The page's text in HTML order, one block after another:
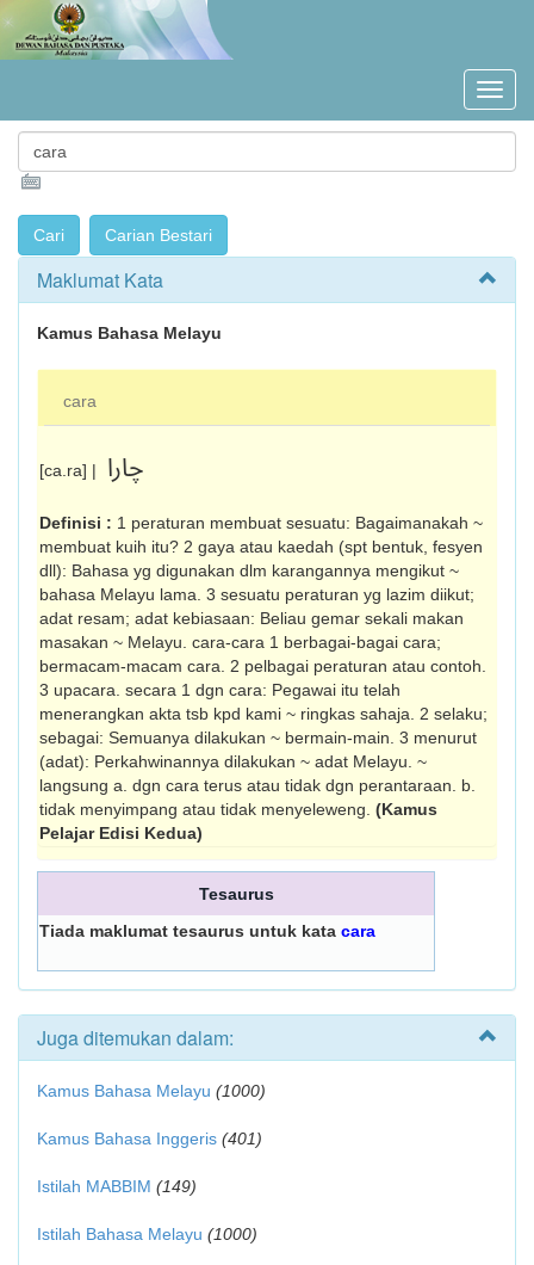
Maklumat Kata
Kamus Bahasa Melayu
cara
[ca.ra] | چارا
Definisi : 1 peraturan membuat sesuatu: Bagaimanakah ~
membuat kuih itu? 2 gaya atau kaedah (spt bentuk, fesyen
dll): Bahasa yg digunakan dlm karangannya mengikut ~
bahasa Melayu lama. 3 sesuatu peraturan yg lazim diikut;
adat resam; adat kebiasaan: Beliau gemar sekali makan
masakan ~ Melayu. cara-cara 1 berbagai-bagai cara;
bermacam-macam cara. 2 pelbagai peraturan atau contoh.
3 upacara. secara 1 dgn cara: Pegawai itu telah
menerangkan akta tsb kpd kami ~ ringkas sahaja. 2 selaku;
sebagai: Semuanya dilakukan ~ bermain-main. 3 menurut
(adat): Perkahwinannya dilakukan ~ adat Melayu. ~
langsung a. dgn cara terus atau tidak dgn perantara­an. b.
tidak menyimpang atau tidak menyeleweng. (Kamus
Pelajar Edisi Kedua)
Tesaurus
Tiada maklumat tesaurus untuk kata cara
Juga ditemukan dalam:
Kamus Bahasa Melayu (1000)
Kamus Bahasa Inggeris (401)
Istilah MABBIM (149)
Istilah Bahasa Melayu (1000)